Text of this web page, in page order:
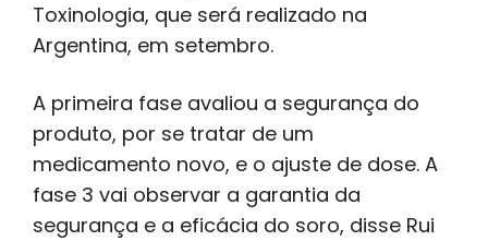
Toxinologia, que será realizado na
Argentina, em setembro.
A primeira fase avaliou a segurança do
produto, por se tratar de um
medicamento novo, e o ajuste de dose. A
fase 3 vai observar a garantia da
segurança e a eficácia do soro, disse Rui